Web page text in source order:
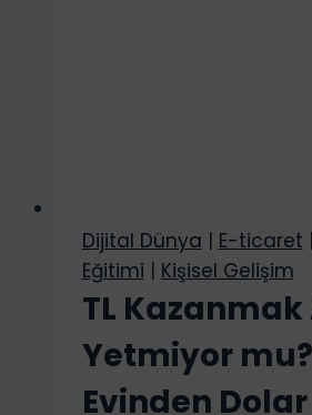
Dijital Dünya | E-ticaret |
Eğitimi | Kişisel Gelişim
TL Kazanmak
Yetmiyor mu?
Evinden Dolar